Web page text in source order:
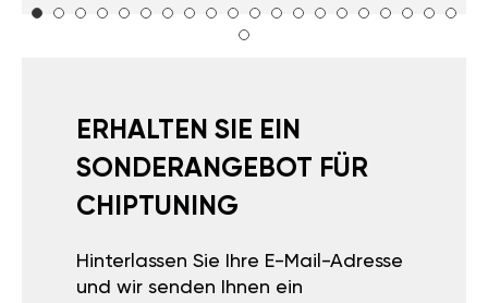
ERHALTEN SIE EIN
SONDERANGEBOT FÜR
CHIPTUNING
Hinterlassen Sie Ihre E-Mail-Adresse
und wir senden Ihnen ein